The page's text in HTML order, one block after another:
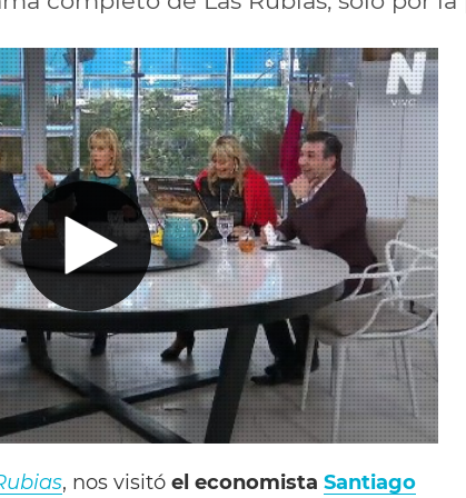
, nos visitó el economista Santiago